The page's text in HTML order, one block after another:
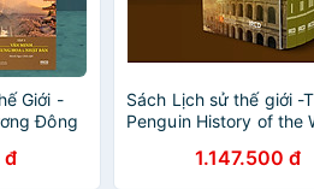
Giới -
Đông
Sách Lịch sử thế giới -
Penguin History of the
1.147.500 đ